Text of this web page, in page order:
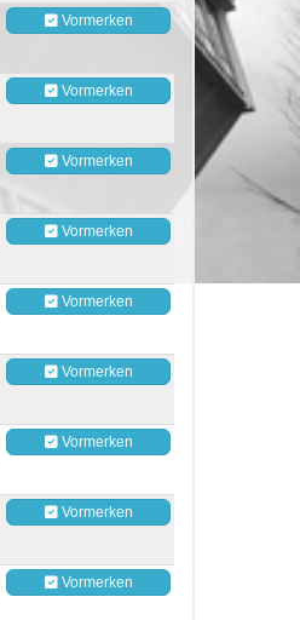
Vormerken
Vormerken
Vormerken
Vormerken
Vormerken
Vormerken
Vormerken
Vormerken
Vormerken